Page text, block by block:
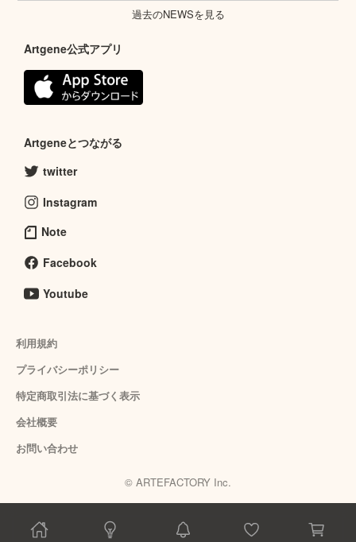
過去のNEWSを見る
Artgene公式アプリ
Artgeneとつながる
twitter
Instagram
Note
Facebook
Youtube
利用規約
プライバシーポリシー
特定商取引法に基づく表示
会社概要
お問い合わせ
© ARTEFACTORY Inc.